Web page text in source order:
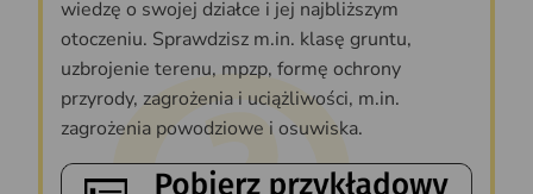
wiedzę o swojej działce i jej najbliższym
otoczeniu. Sprawdzisz m.in. klasę gruntu,
uzbrojenie terenu, mpzp, formę ochrony
przyrody, zagrożenia i uciążliwości, m.in.
zagrożenia powodziowe i osuwiska.